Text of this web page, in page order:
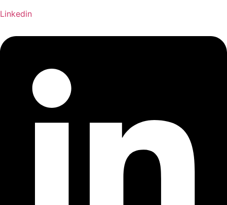
Linkedin